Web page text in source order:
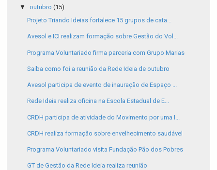
▼ outubro (15)
Projeto Triando Ideias fortalece 15 grupos de cata...
Avesol e ICI realizam formação sobre Gestão do Vol...
Programa Voluntariado firma parceria com Grupo Marias
Saiba como foi a reunião da Rede Ideia de outubro
Avesol participa de evento de inauração de Espaço ...
Rede Ideia realiza oficina na Escola Estadual de E...
CRDH participa de atividade do Movimento por uma I...
CRDH realiza formação sobre envelhecimento saudável
Programa Voluntariado visita Fundação Pão dos Pobres
GT de Gestão da Rede Ideia realiza reunião